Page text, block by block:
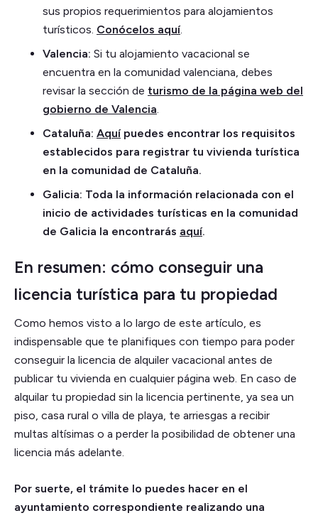
sus propios requerimientos para alojamientos
turísticos. Conócelos aquí.
Valencia: Si tu alojamiento vacacional se
encuentra en la comunidad valenciana, debes
revisar la sección de turismo de la página web del
gobierno de Valencia
Cataluña: Aquípuedes encontrar los requisitos
establecidos para registrar tu vivienda turística
en la comunidad de Cataluña.
Galicia: Toda la información relacionada con el
inicio de actividades turísticas en la comunidad
de Galicia la encontrarás aquí.
En resumen: cómo conseguir una
licencia turística para tu propiedad
Como hemos visto a lo largo de este artículo, es
indispensable que te planifiques con tiempo para poder
conseguir la licencia de alquiler vacacional antes de
publicar tu vivienda en cualquier página web. En caso de
alquilar tu propiedad sin la licencia pertinente, ya sea un
piso, casa rural o villa de playa, te arriesgas a recibir
multas altísimas o a perder la posibilidad de obtener una
licencia más adelante.
Por suerte, el trámite lo puedes hacer en el
ayuntamiento correspondiente realizando una